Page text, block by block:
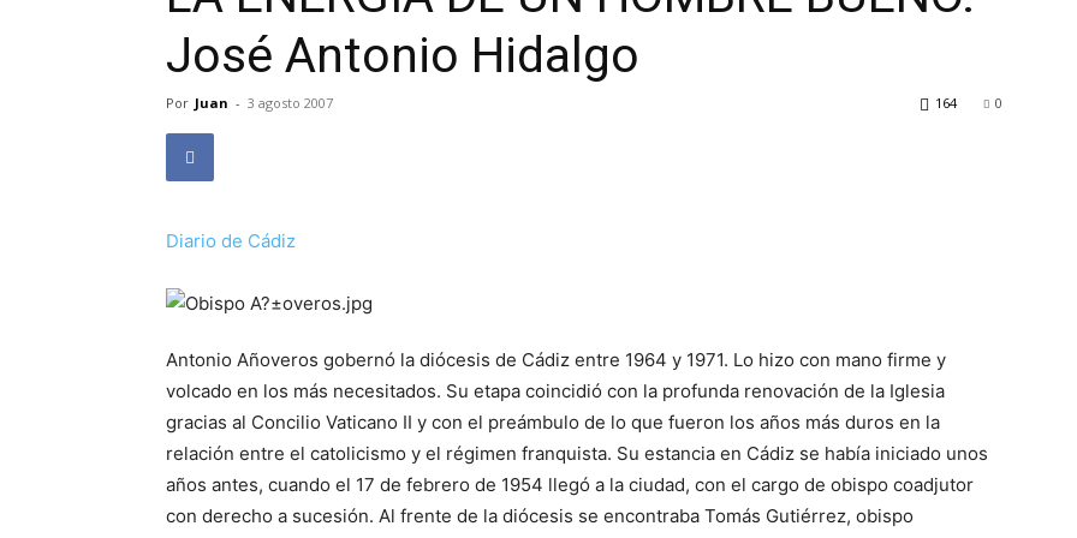
José Antonio Hidalgo
Por Juan - 3 agosto 2007 0
164
Diario de Cádiz
Antonio Añoveros gobernó la diócesis de Cádiz entre 1964 y 1971. Lo hizo con mano firme y
volcado en los más necesitados. Su etapa coincidió con la profunda renovación de la Iglesia
gracias al Concilio Vaticano II y con el preámbulo de lo que fueron los años más duros en la
relación entre el catolicismo y el régimen franquista. Su estancia en Cádiz se había iniciado unos
años antes, cuando el 17 de febrero de 1954 llegó a la ciudad, con el cargo de obispo coadjutor
con derecho a sucesión. Al frente de la diócesis se encontraba Tomás Gutiérrez, obispo